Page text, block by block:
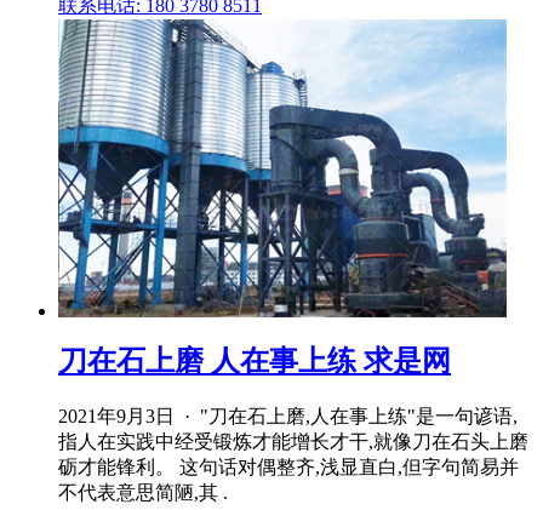
联系电话: 180 3780 8511
刀在石上磨 人在事上练 求是网
2021年9月3日 · "刀在石上磨,人在事上练"是一句谚语,
指人在实践中经受锻炼才能增长才干,就像刀在石头上磨
砺才能锋利。 这句话对偶整齐,浅显直白,但字句简易并
不代表意思简陋,其 .